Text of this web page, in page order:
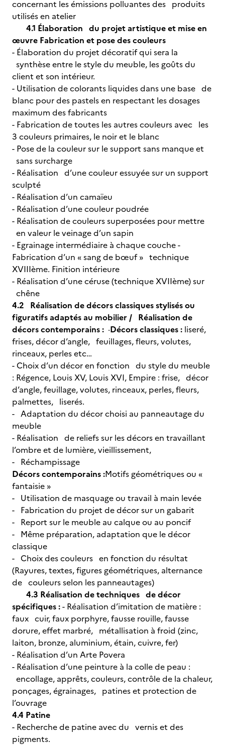
concernant les émissions polluantes des produits
utilisés en atelier
4.1 Élaboration du projet artistique et mise en
œuvre Fabrication et pose des couleurs
- Élaboration du projet décoratif qui sera la
synthèse entre le style du meuble, les goûts du
client et son intérieur.
- Utilisation de colorants liquides dans une base de
blanc pour des pastels en respectant les dosages
maximum des fabricants
- Fabrication de toutes les autres couleurs avec les
3 couleurs primaires, le noir et le blanc
- Pose de la couleur sur le support sans manque et
sans surcharge
- Réalisation d’une couleur essuyée sur un support
sculpté
- Réalisation d’un camaïeu
- Réalisation d’une couleur poudrée
- Réalisation de couleurs superposées pour mettre
en valeur le veinage d’un sapin
- Egrainage intermédiaire à chaque couche -
Fabrication d’un « sang de bœuf » technique
XVIIIème. Finition intérieure
- Réalisation d’une céruse (technique XVIIème) sur
chêne
4.2 Réalisation de décors classiques stylisés ou
figuratifs adaptés au mobilier / Réalisation de
décors contemporains : ·Décors classiques : liseré,
frises, décor d’angle, feuillages, fleurs, volutes,
rinceaux, perles etc…
- Choix d’un décor en fonction du style du meuble
: Régence, Louis XV, Louis XVI, Empire : frise, décor
d’angle, feuillage, volutes, rinceaux, perles, fleurs,
palmettes, liserés.
- Adaptation du décor choisi au panneautage du
meuble
- Réalisation de reliefs sur les décors en travaillant
l’ombre et de lumière, vieillissement,
- Réchampissage
Décors contemporains :Motifs géométriques ou «
fantaisie »
- Utilisation de masquage ou travail à main levée
- Fabrication du projet de décor sur un gabarit
- Report sur le meuble au calque ou au poncif
- Même préparation, adaptation que le décor
classique
- Choix des couleurs en fonction du résultat
(Rayures, textes, figures géométriques, alternance
de couleurs selon les panneautages)
4.3 Réalisation de techniques de décor
spécifiques :- Réalisation d’imitation de matière :
faux cuir, faux porphyre, fausse rouille, fausse
dorure, effet marbré, métallisation à froid (zinc,
laiton, bronze, aluminium, étain, cuivre, fer)
- Réalisation d’un Arte Povera
- Réalisation d’une peinture à la colle de peau :
encollage, apprêts, couleurs, contrôle de la chaleur,
ponçages, égrainages, patines et protection de
l’ouvrage
4.4 Patine
- Recherche de patine avec du vernis et des
pigments.